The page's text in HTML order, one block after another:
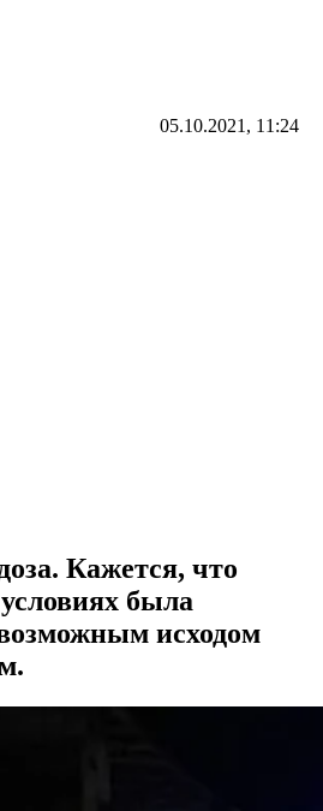
05.10.2021, 11:24
Кажется, что
была
исходом